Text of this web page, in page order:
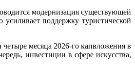
модернизация существующей
поддержку туристической
месяца 2026-го капвложения в
инвестиции в сфере искусства,